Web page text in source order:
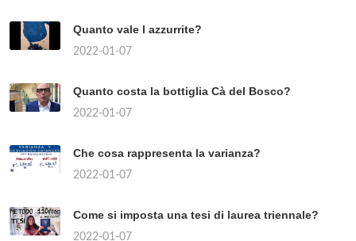
Quanto vale l azzurrite?
2022-01-07
Quanto costa la bottiglia Cà del Bosco?
2022-01-07
Che cosa rappresenta la varianza?
2022-01-07
Come si imposta una tesi di laurea triennale?
2022-01-07